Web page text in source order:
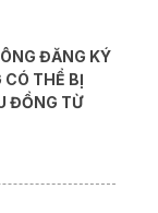
ĐĂNG KÝ
CÓ THỂ BỊ
ĐỒNG TỪ